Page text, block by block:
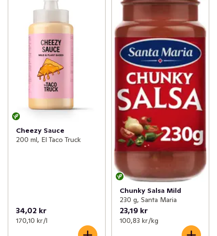
Cheezy Sauce
200 ml, El Taco Truck
34,02 kr
170,10 kr /l
Chunky Salsa Mild
230 g, Santa Maria
23,19 kr
100,83 kr /kg